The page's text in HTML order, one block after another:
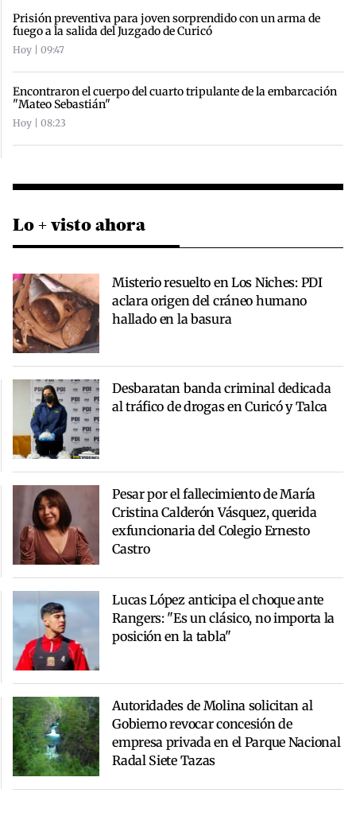
Prisión preventiva para joven sorprendido con un arma de
fuego a la salida del Juzgado de Curicó
Hoy | 09:47
Encontraron el cuerpo del cuarto tripulante de la embarcación
"Mateo Sebastián"
Hoy | 08:23
Lo + visto ahora
Misterio resuelto en Los Niches: PDI
aclara origen del cráneo humano
hallado en la basura
Desbaratan banda criminal dedicada
al tráfico de drogas en Curicó y Talca
Pesar por el fallecimiento de María
Cristina Calderón Vásquez, querida
exfuncionaria del Colegio Ernesto
Castro
Lucas López anticipa el choque ante
Rangers: "Es un clásico, no importa la
posición en la tabla"
Autoridades de Molina solicitan al
Gobierno revocar concesión de
empresa privada en el Parque Nacional
Radal Siete Tazas